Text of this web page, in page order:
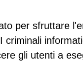
per sfruttare
gli utenti a